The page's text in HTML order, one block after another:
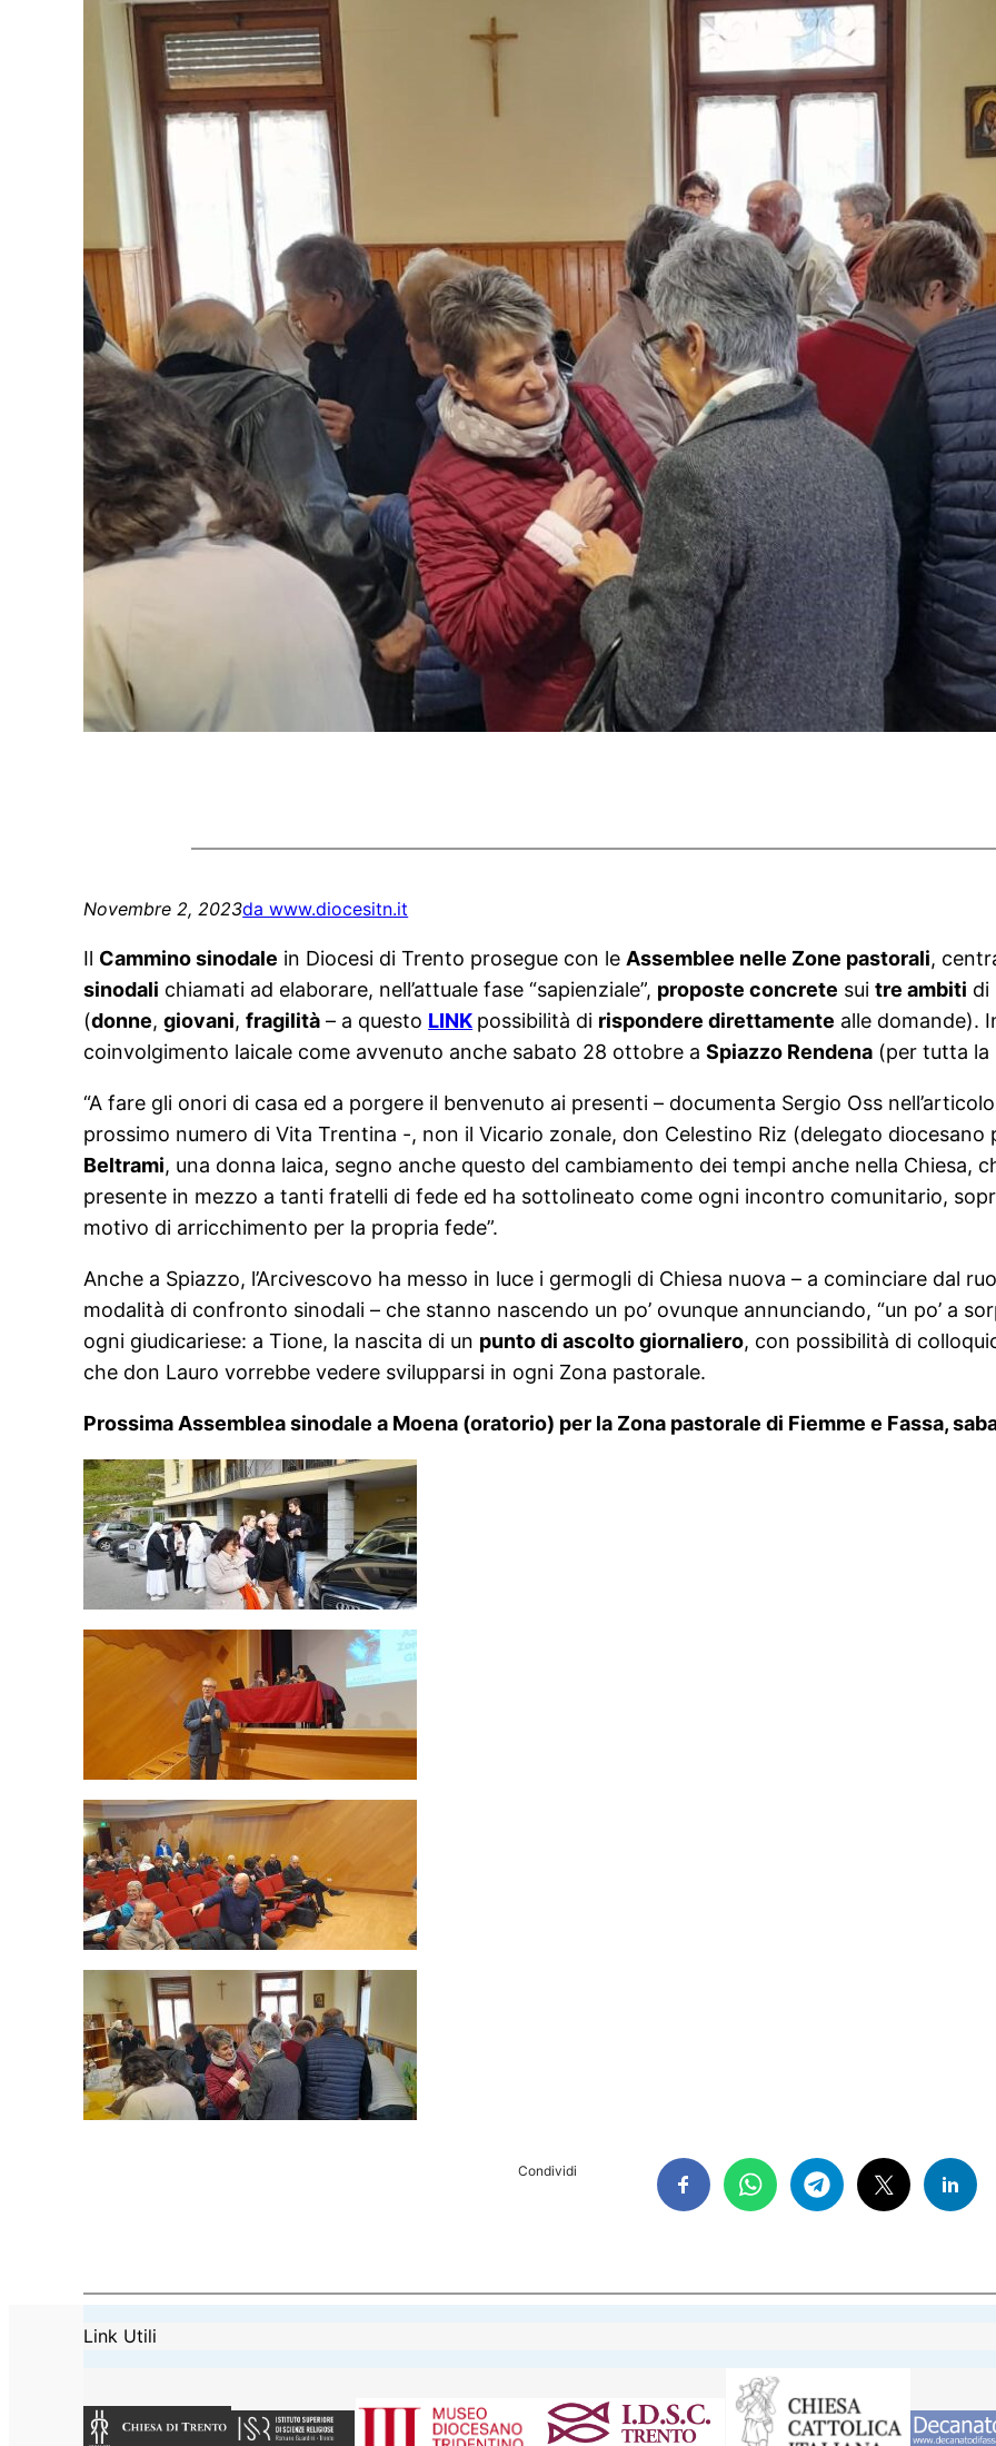
Novembre 2, 2023da www.diocesitn.it
Il Cammino sinodale in Diocesi di Trento prosegue con leAssemblee nelle Zone pastorali,
sinodali chiamati ad elaborare, nell’attuale fase “sapienziale”, proposte concrete suitre ambiti di
(donne,giovani,fragilità – a questo LINK possibilità di rispondere direttamente alle domande).
coinvolgimento laicale come avvenuto anche sabato 28 ottobre aSpiazzo Rendena (per tutta la
“A fare gli onori di casa ed a porgere il benvenuto ai presenti – documenta Sergio Oss
prossimo numero di Vita Trentina -, non il Vicario zonale, don Celestino Riz (delegato
Beltrami, una donna laica, segno anche questo del cambiamento dei tempi anche nella Chiesa,
presente in mezzo a tanti fratelli di fede ed ha sottolineato come ogni incontro comunitario,
motivo di arricchimento per la propria fede”.
Anche a Spiazzo, l’Arcivescovo ha messo in luce i germogli di Chiesa nuova – a cominciare dal
modalità di confronto sinodali – che stanno nascendo un po’ ovunque annunciando, “un po’ a
ogni giudicariese: a Tione, la nascita di un punto di ascolto giornaliero, con possibilità di
che don Lauro vorrebbe vedere svilupparsi in ogni Zona pastorale.
Prossima Assemblea sinodale a Moena (oratorio) per la Zona pastorale di Fiemme e Fassa,
Condividi
Link Utili